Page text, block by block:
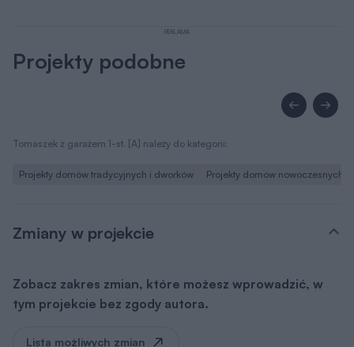
REKLAMA
Projekty podobne
Tomaszek z garażem 1-st. [A] należy do kategorii:
Projekty domów tradycyjnych i dworków Projekty domów nowoczesnych
Zmiany w projekcie
Zobacz zakres zmian, które możesz wprowadzić, w
tym projekcie bez zgody autora.
Lista możliwych zmian